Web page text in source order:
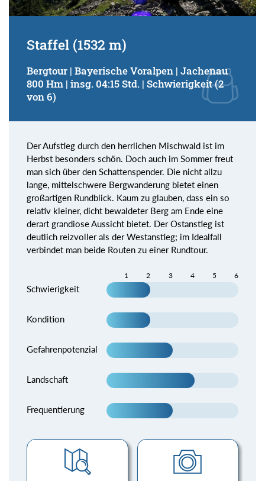
Staffel (1532 m)
Bergtour | Bayerische Voralpen | Jachenau
800 Hm | insg. 04:15 Std. | Schwierigkeit (2
von 6)
Der Aufstieg durch den herrlichen Mischwald ist im
Herbst besonders schön. Doch auch im Sommer freut
man sich über den Schattenspender. Die nicht allzu
lange, mittelschwere Bergwanderung bietet einen
großartigen Rundblick. Kaum zu glauben, dass ein so
relativ kleiner, dicht bewaldeter Berg am Ende eine
derart grandiose Aussicht bietet. Der Ostanstieg ist
deutlich reizvoller als der Westanstieg; im Idealfall
verbindet man beide Routen zu einer Rundtour.
1 2 3 4 5 6
Schwierigkeit
Kondition
Gefahrenpotenzial
Landschaft
Frequentierung